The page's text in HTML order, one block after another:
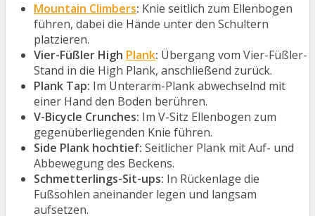
Mountain Climbers: Knie seitlich zum Ellenbogen
führen, dabei die Hände unter den Schultern
platzieren.
Vier-Füßler High Plank: Übergang vom Vier-Füßler-
Stand in die High Plank, anschließend zurück.
Plank Tap: Im Unterarm-Plank abwechselnd mit
einer Hand den Boden berühren.
V-Bicycle Crunches: Im V-Sitz Ellenbogen zum
gegenüberliegenden Knie führen.
Side Plank hochtief: Seitlicher Plank mit Auf- und
Abbewegung des Beckens.
Schmetterlings-Sit-ups: In Rückenlage die
Fußsohlen aneinander legen und langsam
aufsetzen.